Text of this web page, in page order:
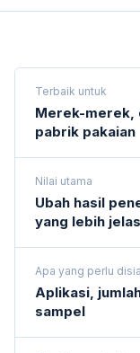
Terbaik untuk
Merek-merek,
pabrik pakaian
Nilai utama
Ubah hasil
yang lebih
Apa yang perlu
Aplikasi,
sampel